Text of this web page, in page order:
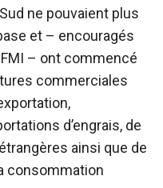
ne pouvaient plus
et – encouragés
– ont commencé
commerciales
d’engrais, de
ainsi que de
consommation